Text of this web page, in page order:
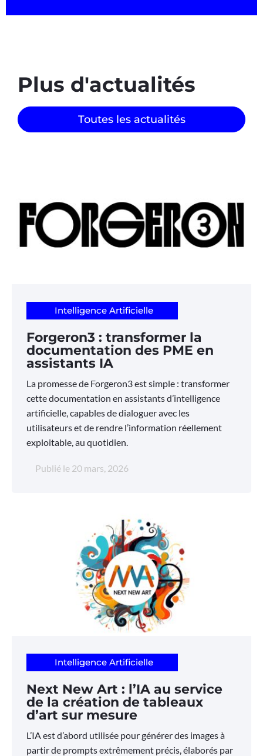
Plus d'actualités
Toutes les actualités
Intelligence Artificielle
Forgeron3 : transformer la
documentation des PME en
assistants IA
La promesse de Forgeron3 est simple : transformer
cette documentation en assistants d’intelligence
artificielle, capables de dialoguer avec les
utilisateurs et de rendre l’information réellement
exploitable, au quotidien.
Publié le 20 mars, 2026
Intelligence Artificielle
Next New Art : l’IA au service
de la création de tableaux
d’art sur mesure
L’IA est d’abord utilisée pour générer des images à
partir de prompts extrêmement précis, élaborés par